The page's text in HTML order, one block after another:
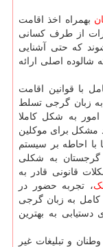
بهمراه اخذ اقامت
از طرف کسانی
که حتی آشنایی
شالوده اصلی ارائه
با قوانین اقامت
به زبان گرجی تسلط
امور به شکل کاملا
مشکل برای موکلین
با احاطه بر سیستم
گرجستان به شکلی
قانونی قادر به
، تجربه حضور در
به زبان گرجی
دستیابی به بهترین
و تبلیغات غیر